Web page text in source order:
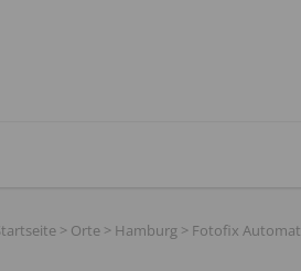
> Orte > Hamburg > Fotofix